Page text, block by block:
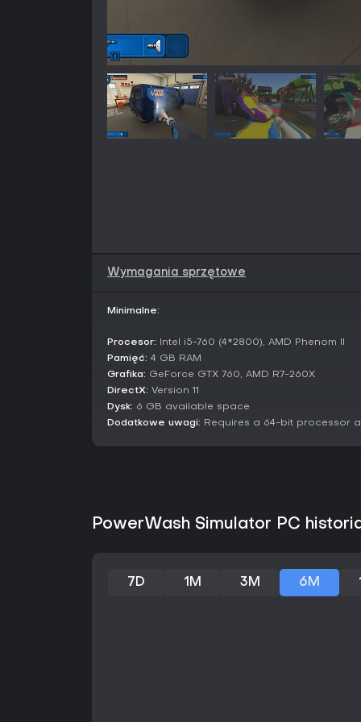
Wymagania sprzętowe
Minimalne:
Procesor: Intel i5-760 (4*2800), AMD Phenom II
Pamięć: 4 GB RAM
Grafika: GeForce GTX 760, AMD R7-260X
DirectX: Version 11
Dysk: 6 GB available space
Dodatkowe uwagi: Requires a 64-bit processor
PowerWash Simulator PC
7D 1M 3M 6M